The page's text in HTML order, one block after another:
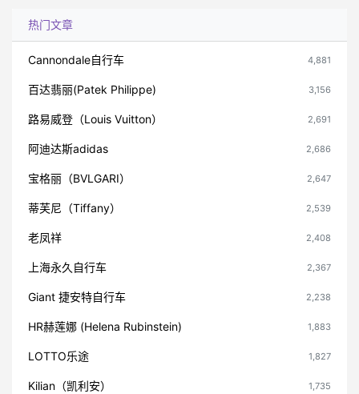
热门文章
Cannondale自行车 4,881
百达翡丽(Patek Philippe) 3,156
路易威登（Louis Vuitton） 2,691
阿迪达斯adidas 2,686
宝格丽（BVLGARI） 2,647
蒂芙尼（Tiffany） 2,539
老凤祥 2,408
上海永久自行车 2,367
Giant 捷安特自行车 2,238
HR赫莲娜 (Helena Rubinstein) 1,883
LOTTO乐途 1,827
Kilian（凯利安） 1,735